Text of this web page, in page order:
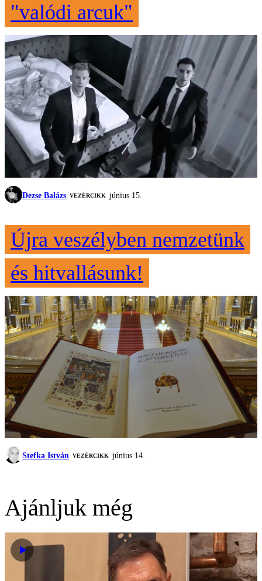
"valódi arcuk"
Dezse Balázs VEZÉRCIKK június 15.
Újra veszélyben nemzetünk
és hitvallásunk!
Stefka István VEZÉRCIKK június 14.
Ajánljuk még